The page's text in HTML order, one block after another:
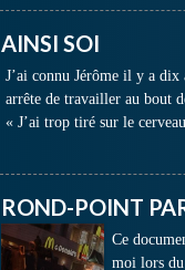
AINSI SOI
J’ai connu Jérôme il y a
arrête de travailler au bout
« J’ai trop tiré sur le
ROND-POINT
Ce
moi lors